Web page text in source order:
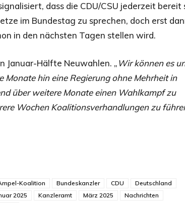
dass die CDU/CSU jederzeit bereit
im Bundestag zu sprechen, doch erst
in den nächsten Tagen stellen wird.
Januar-Hälfte Neuwahlen. „Wir können es
Monate hin eine Regierung ohne Mehrheit in
über weitere Monate einen Wahlkampf zu
Wochen Koalitionsverhandlungen zu
Koalition Bundeskanzler CDU
Deutschland
2025 Kanzleramt März 2025
Nachrichten